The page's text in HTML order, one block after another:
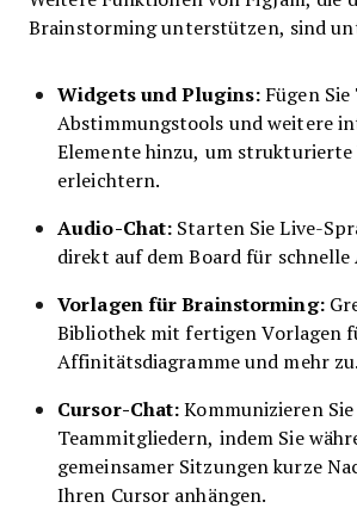
Brainstorming unterstützen, sind
Widgets und Plugins: Fügen
Abstimmungstools und weitere
Elemente hinzu, um strukturierte
erleichtern.
Audio-Chat: Starten Sie Live-
direkt auf dem Board für
Vorlagen für Brainstorming:
Bibliothek mit fertigen Vorlagen
Affinitätsdiagramme und mehr zu.
Cursor-Chat:Kommunizieren
Teammitgliedern, indem Sie
gemeinsamer Sitzungen kurze
Ihren Cursor anhängen.